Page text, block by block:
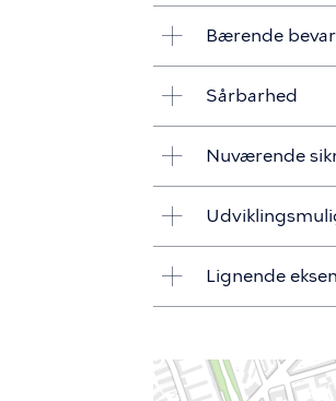
Bærende
Sårbarhed
Nuværende
Lignende
Billede